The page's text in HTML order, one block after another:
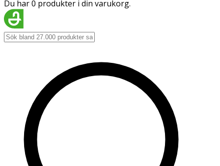
Du har 0 produkter i din varukorg.